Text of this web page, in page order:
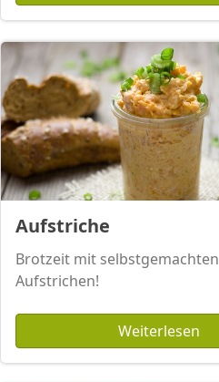
Aufstriche
Brotzeit mit selbstgemachten
Aufstrichen!
Weiterlesen